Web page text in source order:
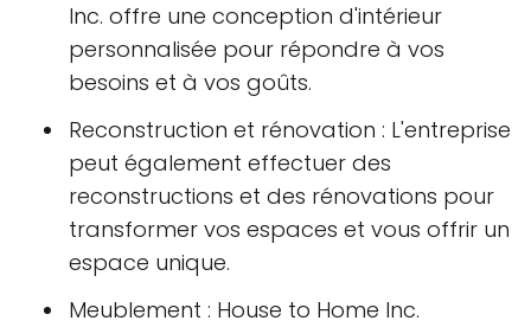
Inc. offre une conception d'intérieur
personnalisée pour répondre à vos
besoins et à vos goûts.
Reconstruction et rénovation : L'entreprise
peut également effectuer des
reconstructions et des rénovations pour
transformer vos espaces et vous offrir un
espace unique.
Meublement : House to Home Inc.